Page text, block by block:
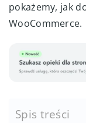
pokażemy, jak
WooCommerce.
Spis treści